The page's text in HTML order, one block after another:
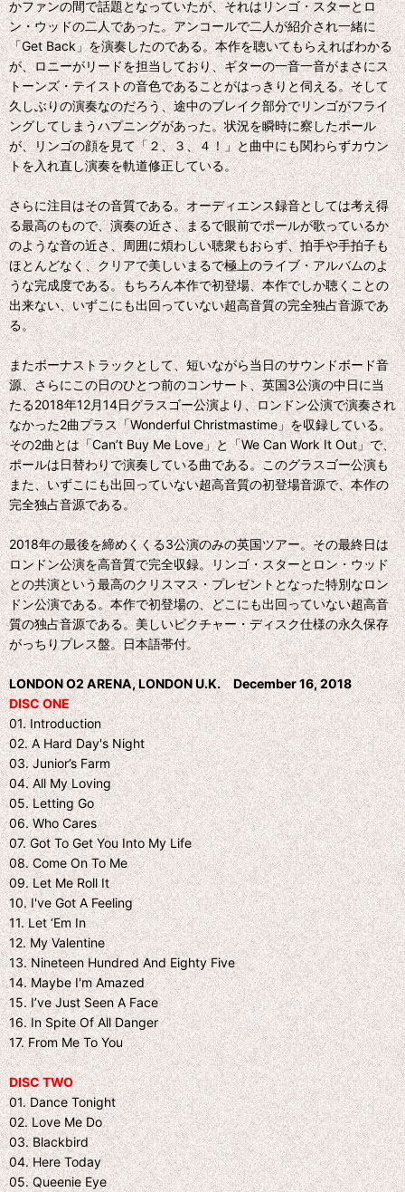
かファンの間で話題となっていたが、それはリンゴ・スターとロ
ン・ウッドの二人であった。アンコールで二人が紹介され一緒に
「Get Back」を演奏したのである。本作を聴いてもらえればわかる
が、ロニーがリードを担当しており、ギターの一音一音がまさにス
トーンズ・テイストの音色であることがはっきりと伺える。そして
久しぶりの演奏なのだろう、途中のブレイク部分でリンゴがフライ
ングしてしまうハプニングがあった。状況を瞬時に察したポール
が、リンゴの顔を見て「２、３、４！」と曲中にも関わらずカウン
トを入れ直し演奏を軌道修正している。
さらに注目はその音質である。オーディエンス録音としては考え得
る最高のもので、演奏の近さ、まるで眼前でポールが歌っているか
のような音の近さ、周囲に煩わしい聴衆もおらず、拍手や手拍子も
ほとんどなく、クリアで美しいまるで極上のライブ・アルバムのよ
うな完成度である。もちろん本作で初登場、本作でしか聴くことの
出来ない、いずこにも出回っていない超高音質の完全独占音源であ
る。
またボーナストラックとして、短いながら当日のサウンドボード音
源、さらにこの日のひとつ前のコンサート、英国3公演の中日に当
たる2018年12月14日グラスゴー公演より、ロンドン公演で演奏され
なかった2曲プラス「Wonderful Christmastime」を収録している。
その2曲とは「Can’t Buy Me Love」と「We Can Work It Out」で、
ポールは日替わりで演奏している曲である。このグラスゴー公演も
また、いずこにも出回っていない超高音質の初登場音源で、本作の
完全独占音源である。
2018年の最後を締めくくる3公演のみの英国ツアー。その最終日は
ロンドン公演を高音質で完全収録。リンゴ・スターとロン・ウッド
との共演という最高のクリスマス・プレゼントとなった特別なロン
ドン公演である。本作で初登場の、どこにも出回っていない超高音
質の独占音源である。美しいピクチャー・ディスク仕様の永久保存
がっちりプレス盤。日本語帯付。
LONDON O2 ARENA, LONDON U.K. December 16, 2018
DISC ONE
01. Introduction
02. A Hard Day's Night
03. Junior’s Farm
04. All My Loving
05. Letting Go
06. Who Cares
07. Got To Get You Into My Life
08. Come On To Me
09. Let Me Roll It
10. I've Got A Feeling
11. Let ‘Em In
12. My Valentine
13. Nineteen Hundred And Eighty Five
14. Maybe I'm Amazed
15. I’ve Just Seen A Face
16. In Spite Of All Danger
17. From Me To You
DISC TWO
01. Dance Tonight
02. Love Me Do
03. Blackbird
04. Here Today
05. Queenie Eye